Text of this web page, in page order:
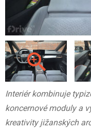
Interiér kombinuje
koncernové moduly a
kreativity jižanských